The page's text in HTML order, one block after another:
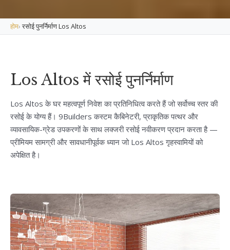
होम›रसोई पुनर्निर्माण Los Altos
Los Altos में रसोई पुनर्निर्माण
Los Altos के घर महत्वपूर्ण निवेश का प्रतिनिधित्व करते हैं जो सर्वोच्च स्तर की
रसोई के योग्य हैं। 9Builders कस्टम कैबिनेटरी, प्राकृतिक पत्थर और
व्यावसायिक-ग्रेड उपकरणों के साथ लक्जरी रसोई नवीकरण प्रदान करता है —
प्रीमियम सामग्री और सावधानीपूर्वक ध्यान जो Los Altos गृहस्वामियों को
अपेक्षित है।